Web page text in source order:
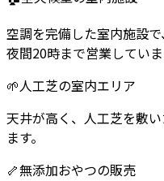
空調を完備した室内施設で
夜間20時まで営業していま
🌱人工芝の室内エリア
天井が高く、人工芝を敷
ます。
🦴無添加おやつの販売